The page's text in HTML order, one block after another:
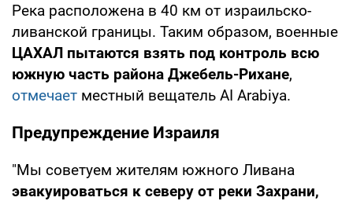
Река расположена в 40 км от израильско-
ливанской границы. Таким образом, военные
ЦАХАЛ пытаются взять под контроль всю
южную часть района Джебель-Рихане,
отмечает местный вещатель АІ Аrabiya.
Предупреждение Израиля
"Мы советуем жителям южного Ливана
эвакуироваться к северу от реки Захрани,